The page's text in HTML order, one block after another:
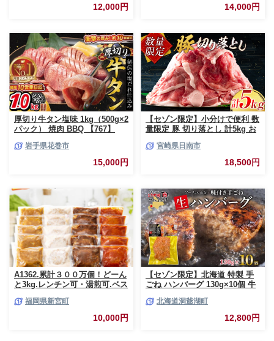
黒毛和牛 冷凍 国産 おすすめ ラ
ンキング 和牛 お取り寄せ 焼く
産牛 総菜 甲佐町【価格改定】X
12,000円 14,000円
厚切り牛タン塩味 1kg（500g×2
パック） 焼肉 BBQ 【767】
岩手県花巻市
15,000円
【セゾン限定】小分けで便利 数
量限定 豚 切り落とし 計5kg お
空パック 個包装 万能食材 おす
すめ おかず 食品 炒め物 お弁当
豚丼 豚しゃぶ しゃぶしゃぶ 焼
贈答 プレゼント おすそ分け 宮
崎県 日南市 送料無料_CCV2-26
宮崎県日南市
18,500円
A1362.累計３００万個！どーん
と3kg.レンチン可・湯煎可.ベス
【150g×20個】【訳あり】【北
海道・沖縄・離島へ配送不可】
福岡県新宮町
10,000円
【セゾン限定】北海道 特製 手
ごね ハンバーグ 130g×10個 牛
肉屋 手作り 小分け ジューシー
おかず 本格的 簡単 調理 グルメ
お取り寄せ お肉屋 たどころ 送
北海道洞爺湖町
12,800円